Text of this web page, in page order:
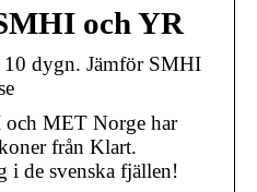
och YR
dygn. Jämför SMHI
MET Norge har
från Klart.
i de svenska fjällen!